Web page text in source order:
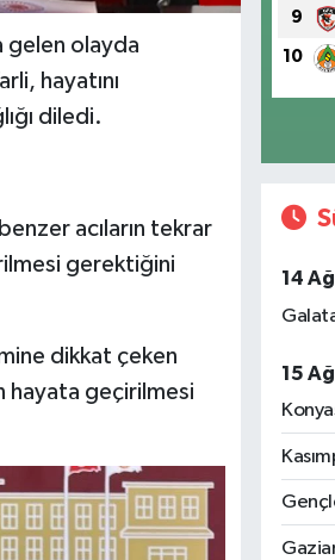
gelen olayda
hayatını
diledi.
acıların tekrar
gerektiğini
dikkat çeken
hayata geçirilmesi
9
10
14
15